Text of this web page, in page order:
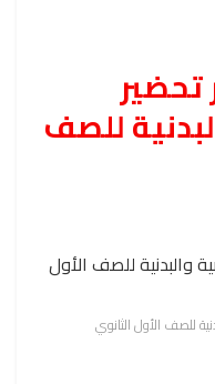
تحضير
للصف
للصف الأول الثانوي